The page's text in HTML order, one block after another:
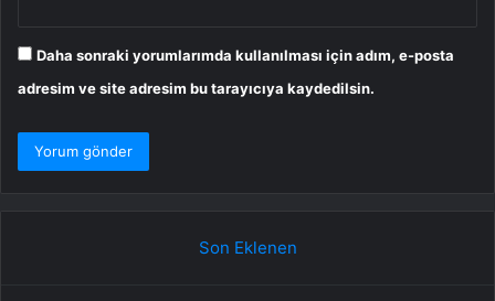
Daha sonraki yorumlarımda kullanılması için adım, e-posta
adresim ve site adresim bu tarayıcıya kaydedilsin.
Son Eklenen